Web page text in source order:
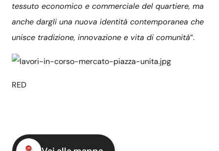
tessuto economico e commerciale del quartiere, ma
anche dargli una nuova identità contemporanea che
unisce tradizione, innovazione e vita di comunità”.
RED